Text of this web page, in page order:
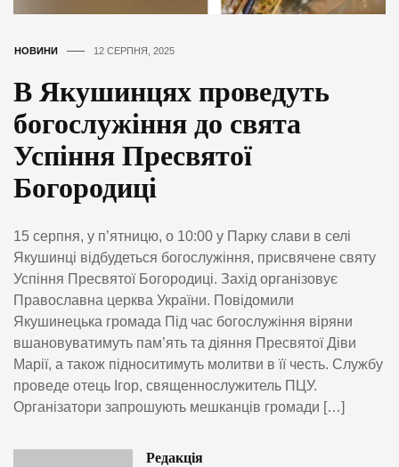
НОВИНИ 12 СЕРПНЯ, 2025
В Якушинцях проведуть
богослужіння до свята
Успіння Пресвятої
Богородиці
15 серпня, у п’ятницю, о 10:00 у Парку слави в селі
Якушинці відбудеться богослужіння, присвячене святу
Успіння Пресвятої Богородиці. Захід організовує
Православна церква України. Повідомили
Якушинецька громада Під час богослужіння віряни
вшановуватимуть пам’ять та діяння Пресвятої Діви
Марії, а також підноситимуть молитви в її честь. Службу
проведе отець Ігор, священнослужитель ПЦУ.
Організатори запрошують мешканців громади […]
Редакція